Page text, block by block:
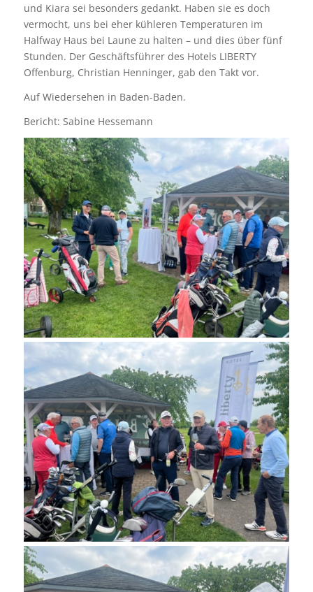
und Kiara sei besonders gedankt. Haben sie es doch
vermocht, uns bei eher kühleren Temperaturen im
Halfway Haus bei Laune zu halten – und dies über fünf
Stunden. Der Geschäftsführer des Hotels LIBERTY
Offenburg, Christian Henninger, gab den Takt vor.
Auf Wiedersehen in Baden-Baden.
Bericht: Sabine Hessemann